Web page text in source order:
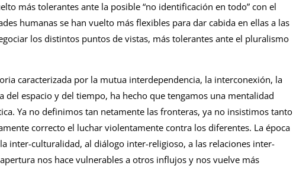
más tolerantes ante la posible “no identificación en todo” con el
humanas se han vuelto más flexibles para dar cabida en ellas a las
los distintos puntos de vistas, más tolerantes ante el pluralismo
caracterizada por la mutua interdependencia, la interconexión, la
del espacio y del tiempo, ha hecho que tengamos una mentalidad
Ya no definimos tan netamente las fronteras, ya no insistimos tanto
correcto el luchar violentamente contra los diferentes. La época
inter-culturalidad, al diálogo inter-religioso, a las relaciones inter-
nos hace vulnerables a otros influjos y nos vuelve más